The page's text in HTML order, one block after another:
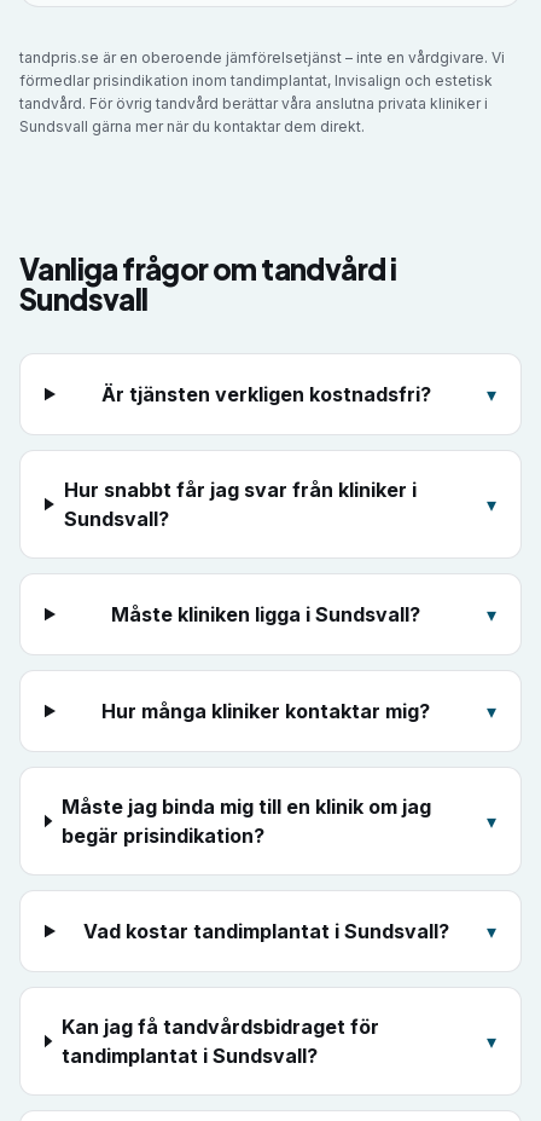
tandpris.se är en oberoende jämförelsetjänst – inte en vårdgivare. Vi
förmedlar prisindikation inom tandimplantat, Invisalign och estetisk
tandvård. För övrig tandvård berättar våra anslutna privata kliniker i
Sundsvall gärna mer när du kontaktar dem direkt.
Vanliga frågor om tandvård i
Sundsvall
Är tjänsten verkligen kostnadsfri? ▾
Hur snabbt får jag svar från kliniker i
Sundsvall?
▾
Måste kliniken ligga i Sundsvall? ▾
Hur många kliniker kontaktar mig? ▾
Måste jag binda mig till en klinik om jag
begär prisindikation?
▾
Vad kostar tandimplantat i Sundsvall? ▾
Kan jag få tandvårdsbidraget för
tandimplantat i Sundsvall?
▾